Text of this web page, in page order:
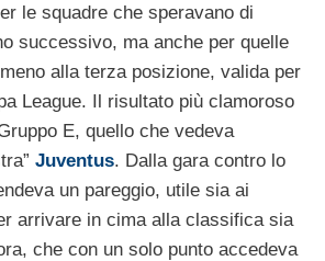
le squadre che speravano di
successivo, ma anche per quelle
alla terza posizione, valida per
League. Il risultato più clamoroso
E, quello che vedeva
Juventus. Dalla gara contro lo
un pareggio, utile sia ai
arrivare in cima alla classifica sia
che con un solo punto accedeva